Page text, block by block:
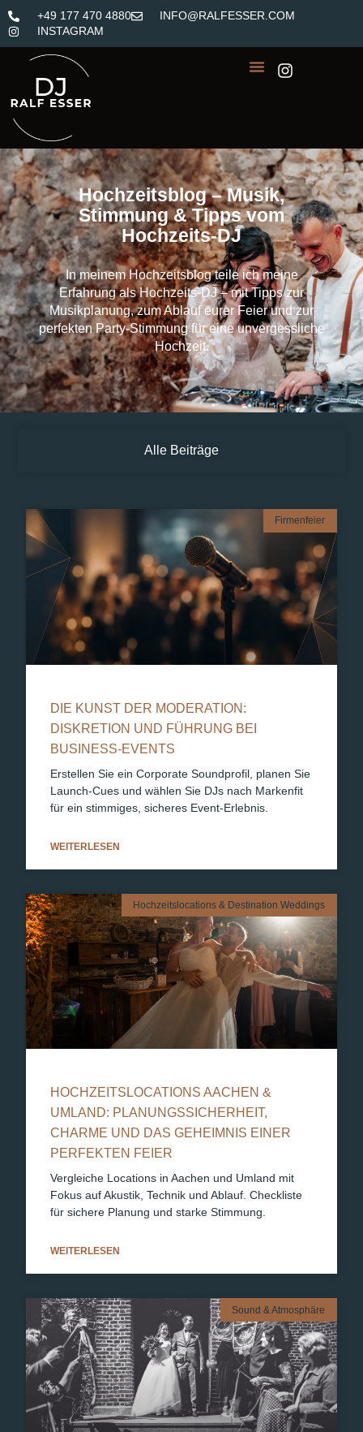
+49 177 470 4880
INFO@RALFESSER.COM
INSTAGRAM
Hochzeitsblog – Musik,
Stimmung & Tipps vom
Hochzeits-DJ
In meinem Hochzeitsblog teile ich meine
Erfahrung als Hochzeits-DJ – mit Tipps zur
Musikplanung, zum Ablauf eurer Feier und zur
perfekten Party-Stimmung für eine unvergessliche
Hochzeit.
Alle Beiträge
Firmenfeier
DIE KUNST DER MODERATION:
DISKRETION UND FÜHRUNG BEI
BUSINESS-EVENTS
Erstellen Sie ein Corporate Soundprofil, planen Sie
Launch-Cues und wählen Sie DJs nach Markenfit
für ein stimmiges, sicheres Event-Erlebnis.
WEITERLESEN
Hochzeitslocations & Destination Weddings
HOCHZEITSLOCATIONS AACHEN &
UMLAND: PLANUNGSSICHERHEIT,
CHARME UND DAS GEHEIMNIS EINER
PERFEKTEN FEIER
Vergleiche Locations in Aachen und Umland mit
Fokus auf Akustik, Technik und Ablauf. Checkliste
für sichere Planung und starke Stimmung.
WEITERLESEN
Sound & Atmosphäre